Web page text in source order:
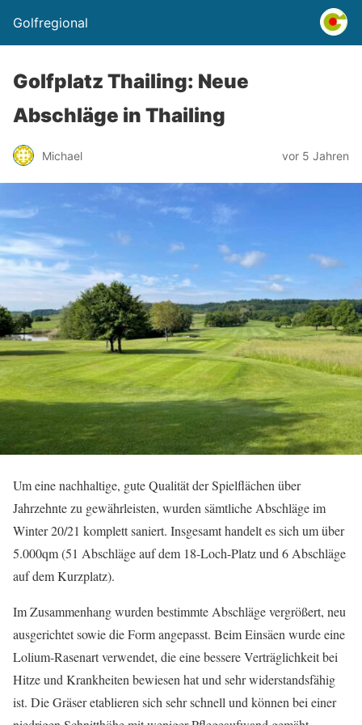
Golfregional
Golfplatz Thailing: Neue
Abschläge in Thailing
Michael vor 5 Jahren
Um eine nachhaltige, gute Qualität der Spielflächen über
Jahrzehnte zu gewährleisten, wurden sämtliche Abschläge im
Winter 20/21 komplett saniert. Insgesamt handelt es sich um über
5.000qm (51 Abschläge auf dem 18-Loch-Platz und 6 Abschläge
auf dem Kurzplatz).
Im Zusammenhang wurden bestimmte Abschläge vergrößert, neu
ausgerichtet sowie die Form angepasst. Beim Einsäen wurde eine
Lolium-Rasenart verwendet, die eine bessere Verträglichkeit bei
Hitze und Krankheiten bewiesen hat und sehr widerstandsfähig
ist. Die Gräser etablieren sich sehr schnell und können bei einer